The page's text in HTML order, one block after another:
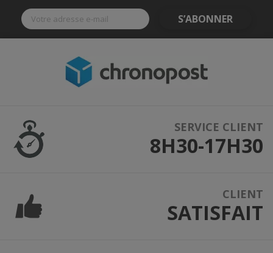
S’ABONNER
SERVICE CLIENT
8H30-17H30
CLIENT
SATISFAIT